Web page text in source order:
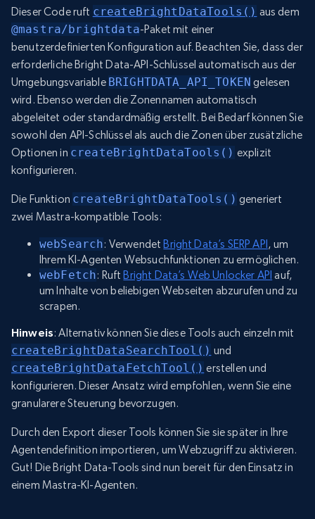
Dieser Code ruft createBrightDataTools() aus dem
@mastra/brightdata-Paket mit einer
benutzerdefinierten Konfiguration auf. Beachten Sie, dass der
erforderliche Bright Data-API-Schlüssel automatisch aus der
Umgebungsvariable BRIGHTDATA_API_TOKEN gelesen
wird. Ebenso werden die Zonennamen automatisch
abgeleitet oder standardmäßig erstellt. Bei Bedarf können Sie
sowohl den API-Schlüssel als auch die Zonen über zusätzliche
Optionen in createBrightDataTools() explizit
konfigurieren.
Die Funktion createBrightDataTools() generiert
zwei Mastra-kompatible Tools:
webSearch: VerwendetBright Data’s SERP API, um
Ihrem KI-Agenten Websuchfunktionen zu ermöglichen.
webFetch: RuftBright Data’s Web Unlocker API auf,
um Inhalte von beliebigen Webseiten abzurufen und zu
scrapen.
Hinweis: Alternativ können Sie diese Tools auch einzeln mit
createBrightDataSearchTool() und
createBrightDataFetchTool() erstellen und
konfigurieren. Dieser Ansatz wird empfohlen, wenn Sie eine
granularere Steuerung bevorzugen.
Durch den Export dieser Tools können Sie sie später in Ihre
Agentendefinition importieren, um Webzugriff zu aktivieren.
Gut! Die Bright Data-Tools sind nun bereit für den Einsatz in
einem Mastra-KI-Agenten.